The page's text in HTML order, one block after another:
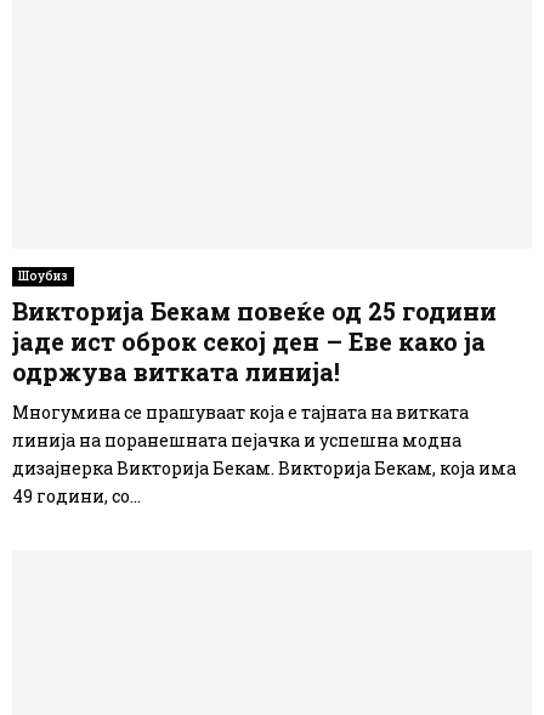
Шоубиз
Викторија Бекам повеќе од 25 години
јаде ист оброк секој ден – Еве како ја
одржува витката линија!
Многумина се прашуваат која е тајната на витката
линија на поранешната пејачка и успешна модна
дизајнерка Викторија Бекам. Викторија Бекам, која има
49 години, со...